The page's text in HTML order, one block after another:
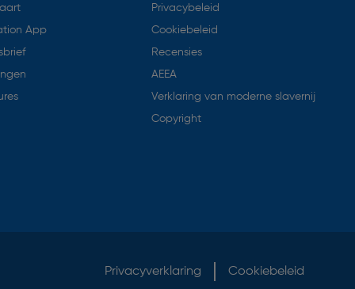
App
Privacybeleid
Cookiebeleid
Recensies
AEEA
Verklaring van moderne slavernij
Copyright
Privacyverklaring Cookiebeleid